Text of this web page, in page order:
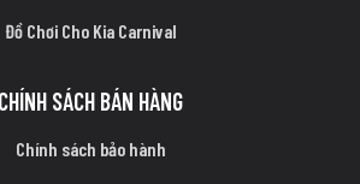
Đồ Chơi Cho Kia Carnival
CHÍNH SÁCH BÁN HÀNG
Chính sách bảo hành